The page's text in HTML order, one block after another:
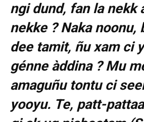
ngi dund, fan la nekk
nekke ? Naka noonu,
dee tamit, ñu xam ci
génne àddina ? Mu
amaguñu tontu ci
yooyu. Te, patt-